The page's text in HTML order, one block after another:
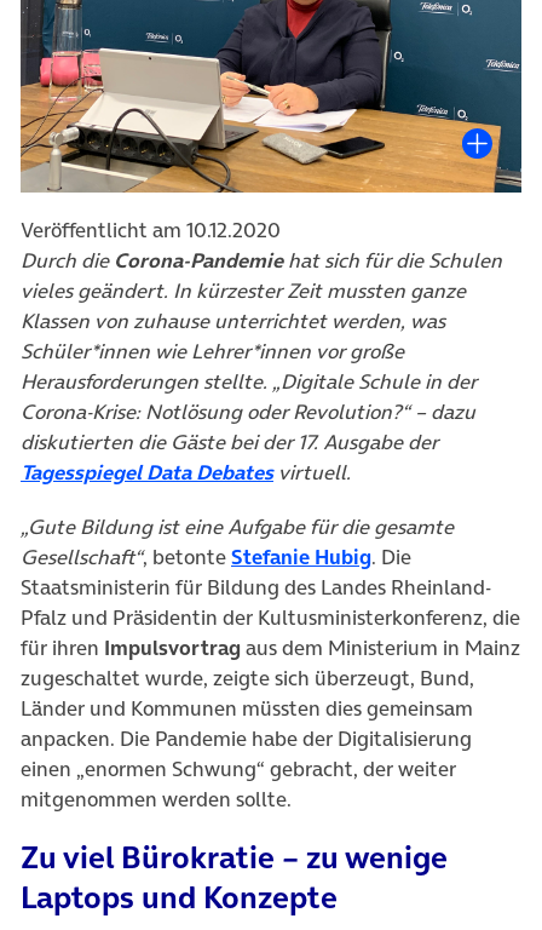
Veröffentlicht am 10.12.2020
Durch die Corona-Pandemiehat sich für die Schulen
vieles geändert. In kürzester Zeit mussten ganze
Klassen von zuhause unterrichtet werden, was
Schüler*innen wie Lehrer*innen vor große
Herausforderungen stellte. „Digitale Schule in der
Corona-Krise: Notlösung oder Revolution?“ – dazu
diskutierten die Gäste bei der 17. Ausgabe der
Tagesspiegel Data Debates(öffnet in neuem Tab)
virtuell.
„Gute Bildung ist eine Aufgabe für die gesamte
Gesellschaft“, betonteStefanie Hubig(öffnet in neuem
. Die
Staatsministerin für Bildung des Landes Rheinland-
Pfalz und Präsidentin der Kultusministerkonferenz, die
für ihren Impulsvortrag aus dem Ministerium in Mainz
zugeschaltet wurde, zeigte sich überzeugt, Bund,
Länder und Kommunen müssten dies gemeinsam
anpacken. Die Pandemie habe der Digitalisierung
einen „enormen Schwung“ gebracht, der weiter
mitgenommen werden sollte.
Zu viel Bürokratie – zu wenige
Laptops und Konzepte